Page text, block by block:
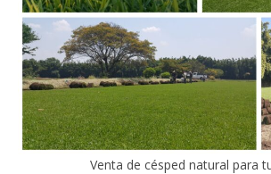
Venta de césped natural para